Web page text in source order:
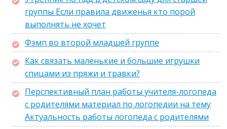
группы Если правила движенья кто порой
выполнять не хочет
Фэмп во второй младшей группе
Как связать маленькие и большие игрушки
спицами из пряжи и травки?
Перспективный план работы учителя-логопеда
с родителями материал по логопедии на тему
Актуальность работы логопеда с родителями